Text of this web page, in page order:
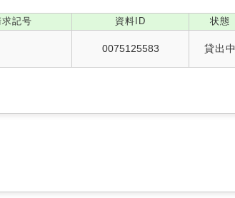
求記号 資料ID 状態
0075125583 貸出中